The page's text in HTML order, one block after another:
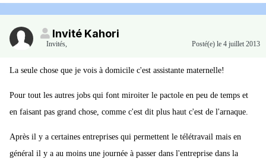
Invité Kahori
Invités, Posté(e) le 4 juillet 2013
La seule chose que je vois à domicile c'est assistante maternelle!
Pour tout les autres jobs qui font miroiter le pactole en peu de temps et
en faisant pas grand chose, comme c'est dit plus haut c'est de l'arnaque.
Après il y a certaines entreprises qui permettent le télétravail mais en
général il y a au moins une journée à passer dans l'entreprise dans la